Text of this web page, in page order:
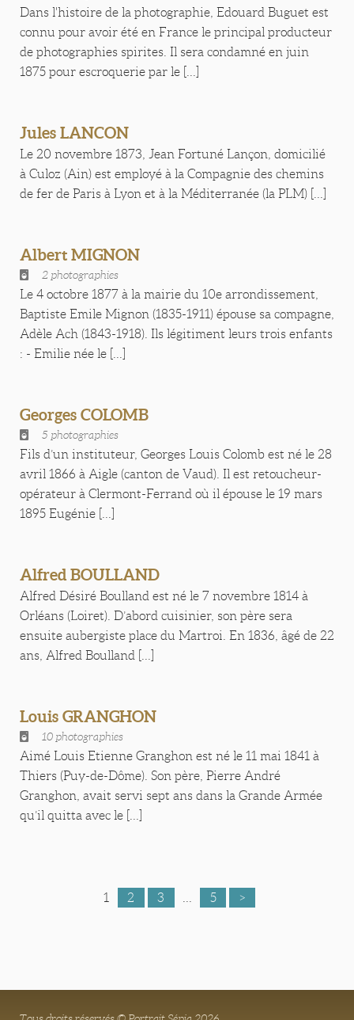
Dans l'histoire de la photographie, Edouard Buguet est
connu pour avoir été en France le principal producteur
de photographies spirites. Il sera condamné en juin
1875 pour escroquerie par le [...]
Jules LANCON
Le 20 novembre 1873, Jean Fortuné Lançon, domicilié
à Culoz (Ain) est employé à la Compagnie des chemins
de fer de Paris à Lyon et à la Méditerranée (la PLM) [...]
Albert MIGNON
2 photographies
Le 4 octobre 1877 à la mairie du 10e arrondissement,
Baptiste Emile Mignon (1835-1911) épouse sa compagne,
Adèle Ach (1843-1918). Ils légitiment leurs trois enfants
: - Emilie née le [...]
Georges COLOMB
5 photographies
Fils d’un instituteur, Georges Louis Colomb est né le 28
avril 1866 à Aigle (canton de Vaud). Il est retoucheur-
opérateur à Clermont-Ferrand où il épouse le 19 mars
1895 Eugénie [...]
Alfred BOULLAND
Alfred Désiré Boulland est né le 7 novembre 1814 à
Orléans (Loiret). D’abord cuisinier, son père sera
ensuite aubergiste place du Martroi. En 1836, âgé de 22
ans, Alfred Boulland [...]
Louis GRANGHON
10 photographies
Aimé Louis Etienne Granghon est né le 11 mai 1841 à
Thiers (Puy-de-Dôme). Son père, Pierre André
Granghon, avait servi sept ans dans la Grande Armée
qu’il quitta avec le [...]
1 2 3 5 >